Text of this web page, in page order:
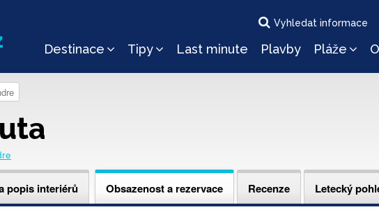
Vyhledat informace
Destinace Tipy Last minute Plavby Pláže
popis interiérů Obsazenost a rezervace Recenze Letecký